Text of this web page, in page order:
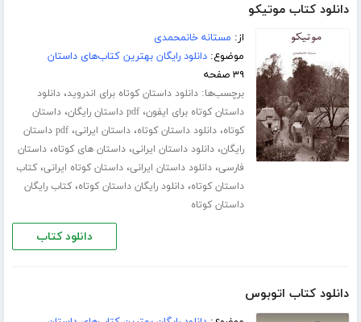
دانلود کتاب موتیکو
از: مستانه خانمحمدی
موضوع:دانلود رایگان بهترین کتاب‌های داستان
۳۹ صفحه
برچسب‌ها:دانلود داستان کوتاه برای اندروید،دانلود
داستان کوتاه برای ایفون،pdf داستان رایگان ،داستان
کوتاه،دانلود داستان کوتاه،داستان ایرانی،
pdf داستان
رایگان،دانلود داستان ایرانی،داستان های کوتاه،داستان
فارسی،دانلود داستان ایرانی،داستان کوتاه ایرانی،کتاب
داستان کوتاه،دانلود رایگان داستان کوتاه،کتاب رایگان
داستان کوتاه
دانلود کتاب
دانلود کتاب اتوبوس